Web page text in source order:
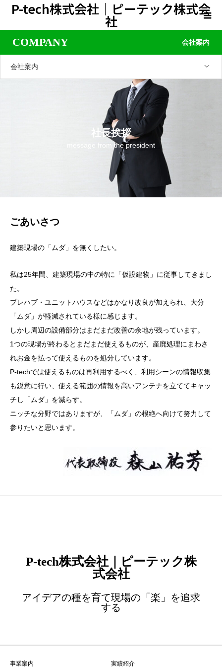
P-tech株式会社｜ピーテック株式会
社
COMPANY 会社案内
会社案内
社長挨拶
message from the president
ごあいさつ
建築現場の「ムダ」を無くしたい。
私は25年間、建築現場の中の特に「仮設建物」に従事してきまし
た。
プレハブ・ユニットハウスなどはかなり改良が加えられ、大分
「ムダ」が軽減されている様に感じます。
しかし周辺の設備部分はまだまだ改善の余地が残っています。
1つの現場が終わるとまだまだ使えるものが、産廃処理にまわさ
れお金を払って使えるものを処分しています。
P-techでは使えるものは再利用するべく、利用シーンの情報収集
も鋭意に行い、使える範囲の情報を高いアンテナを立ててキャッ
チし「ムダ」を減らす。
ニッチな分野ではありますが、「ムダ」の根絶へ向けて努力して
参りたいと思います。
P-tech株式会社｜ピーテック株
式会社
アイデアの種を育て現場の「楽」を追求
する
事業案内 実績紹介